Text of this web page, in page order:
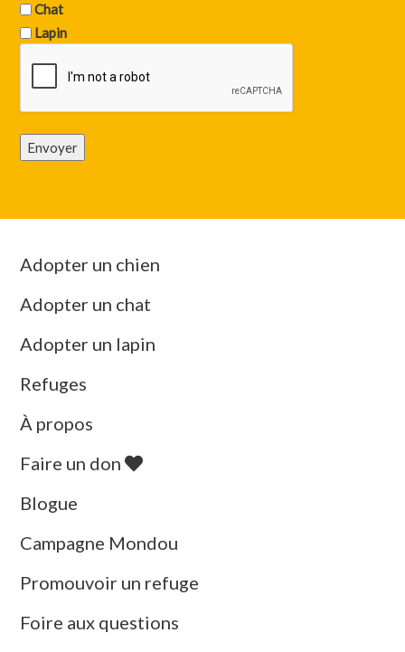
Chat
Lapin
Envoyer
Adopter un chien
Adopter un chat
Adopter un lapin
Refuges
À propos
Faire un don
Blogue
Campagne Mondou
Promouvoir un refuge
Foire aux questions